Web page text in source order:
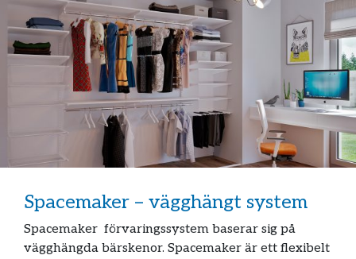
Spacemaker – vägghängt system
Spacemaker förvaringssystem baserar sig på
vägghängda bärskenor. Spacemaker är ett flexibelt